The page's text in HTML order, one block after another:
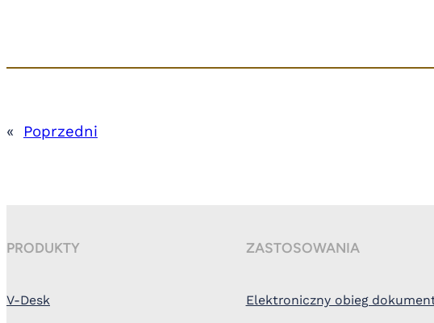
« Poprzedni
PRODUKTY
V-Desk
ZASTOSOWANIA
Elektroniczny obieg